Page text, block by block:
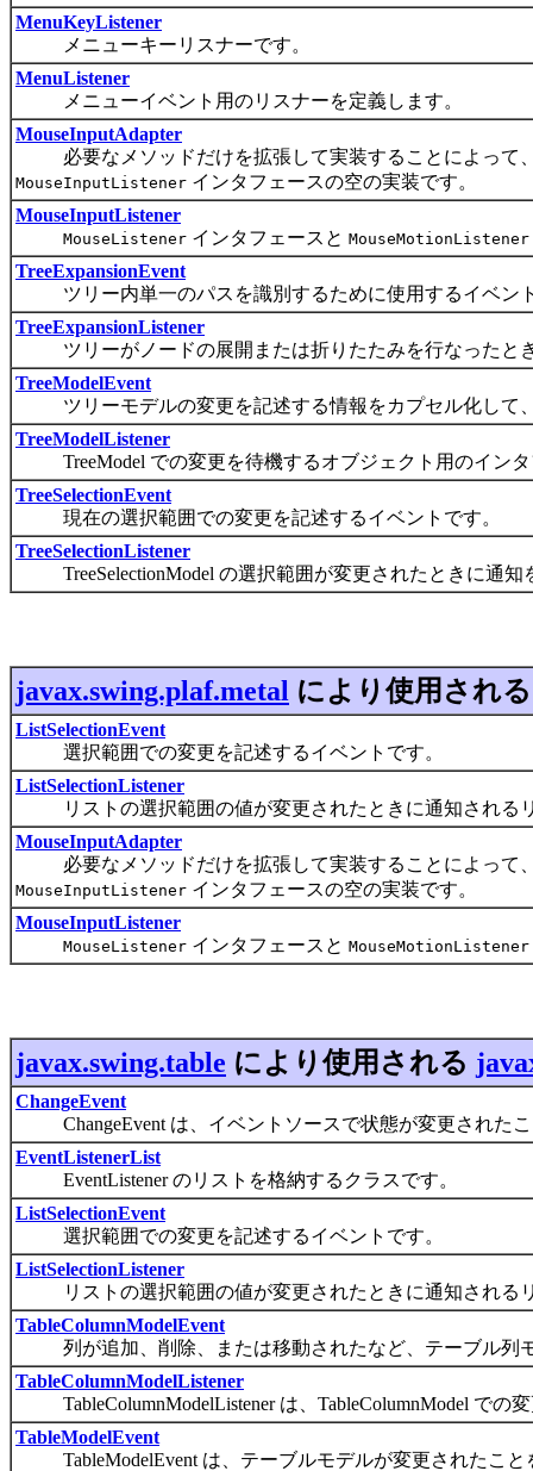
MenuKeyListener
メニューキーリスナーです。
MenuListener
メニューイベント用のリスナーを定義します。
MouseInputAdapter
必要なメソッドだけを拡張して実装することによって
MouseInputListener インタフェースの空の実装です。
MouseInputListener
MouseListener インタフェースと MouseMotionListener
TreeExpansionEvent
ツリー内単一のパスを識別するために使用するイベン
TreeExpansionListener
ツリーがノードの展開または折りたたみを行なったと
TreeModelEvent
ツリーモデルの変更を記述する情報をカプセル化して
TreeModelListener
TreeModel での変更を待機するオブジェクト用のインタ
TreeSelectionEvent
現在の選択範囲での変更を記述するイベントです。
TreeSelectionListener
TreeSelectionModel の選択範囲が変更されたときに通知
javax.swing.plaf.metal により使用され
ListSelectionEvent
選択範囲での変更を記述するイベントです。
ListSelectionListener
リストの選択範囲の値が変更されたときに通知される
MouseInputAdapter
必要なメソッドだけを拡張して実装することによって
MouseInputListener インタフェースの空の実装です。
MouseInputListener
MouseListener インタフェースと MouseMotionListener
javax.swing.table により使用される
ChangeEvent
ChangeEvent は、イベントソースで状態が変更された
EventListenerList
EventListener のリストを格納するクラスです。
ListSelectionEvent
選択範囲での変更を記述するイベントです。
ListSelectionListener
リストの選択範囲の値が変更されたときに通知される
TableColumnModelEvent
列が追加、削除、または移動されたなど、テーブル列
TableColumnModelListener
TableColumnModelListener は、TableColumnModel での
TableModelEvent
TableModelEvent は、テーブルモデルが変更されたこと